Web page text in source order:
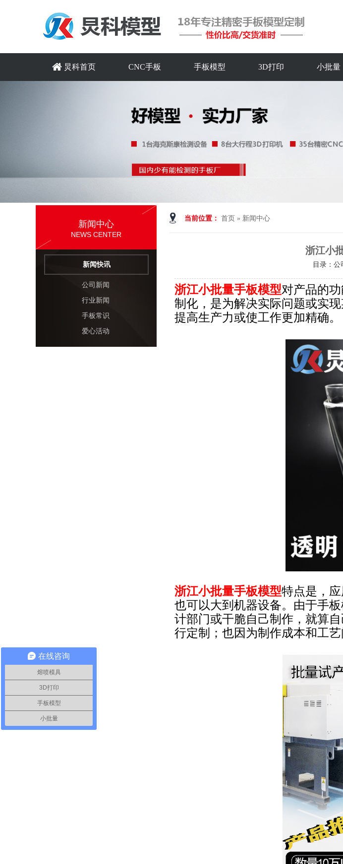
炅科首页 CNC手板 手板模型 3D打印 小批量
当前位置： 首页 » 新闻中心
浙江小
目录：公
浙江小批量手板模型对产品的
制化，是为解决实际问题或实
提高生产力或使工作更加精确。
浙江小批量手板模型特点是，
也可以大到机器设备。由于手
计部门或干脆自己制作，就算
行定制；也因为制作成本和工
新闻中心
NEWS CENTER
新闻快讯
公司新闻
行业新闻
手板常识
爱心活动
在线咨询
熔喷模具
3D打印
手板模型
小批量